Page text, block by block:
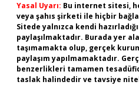
Yasal Uyarı: Bu internet sitesi,
veya şahıs şirketi ile hiçbir
Sitede yalnızca kendi
paylaşılmaktadır. Burada yer
taşımamakta olup, gerçek
paylaşım yapılmamaktadır.
benzerlikleri tamamen
taslak halindedir ve tavsiye